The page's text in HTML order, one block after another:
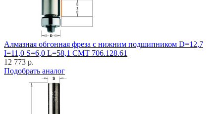
Алмазная обгонная фреза с нижним подшипником D=12,7
I=11,0 S=6,0 L=58,1 CMT 706.128.61
12 773 р.
Подобрать аналог